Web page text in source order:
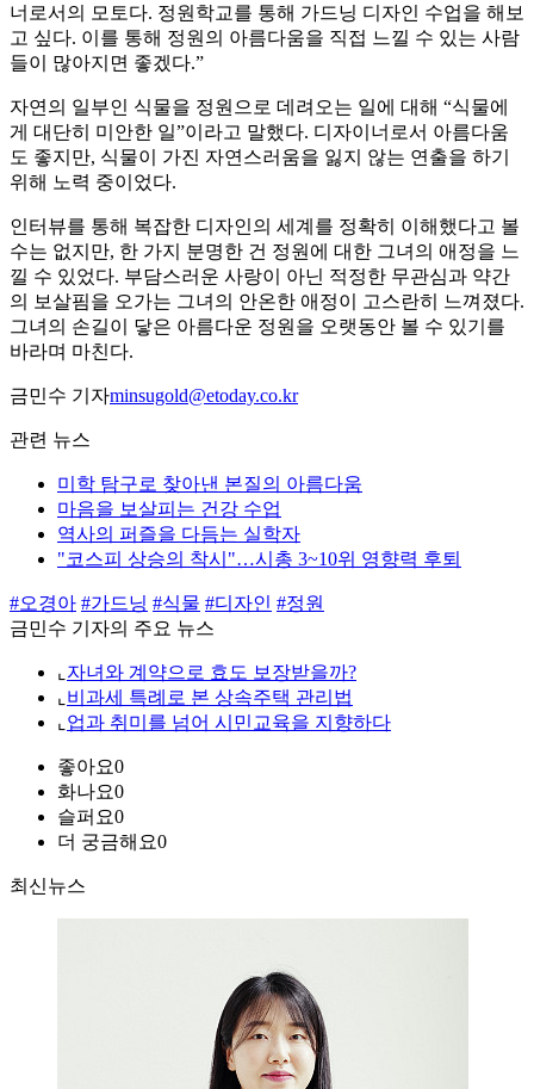
너로서의 모토다. 정원학교를 통해 가드닝 디자인 수업을 해보
고 싶다. 이를 통해 정원의 아름다움을 직접 느낄 수 있는 사람
들이 많아지면 좋겠다.”
자연의 일부인 식물을 정원으로 데려오는 일에 대해 “식물에
게 대단히 미안한 일”이라고 말했다. 디자이너로서 아름다움
도 좋지만, 식물이 가진 자연스러움을 잃지 않는 연출을 하기
위해 노력 중이었다.
인터뷰를 통해 복잡한 디자인의 세계를 정확히 이해했다고 볼
수는 없지만, 한 가지 분명한 건 정원에 대한 그녀의 애정을 느
낄 수 있었다. 부담스러운 사랑이 아닌 적정한 무관심과 약간
의 보살핌을 오가는 그녀의 안온한 애정이 고스란히 느껴졌다.
그녀의 손길이 닿은 아름다운 정원을 오랫동안 볼 수 있기를
바라며 마친다.
금민수 기자minsugold@etoday.co.kr
관련 뉴스
미학 탐구로 찾아낸 본질의 아름다움
마음을 보살피는 건강 수업
역사의 퍼즐을 다듬는 실학자
"코스피 상승의 착시"…시총 3~10위 영향력 후퇴
#오경아 #가드닝 #식물 #디자인 #정원
금민수 기자의 주요 뉴스
⌞ 자녀와 계약으로 효도 보장받을까?
⌞ 비과세 특례로 본 상속주택 관리법
⌞ 업과 취미를 넘어 시민교육을 지향하다
좋아요0
화나요0
슬퍼요0
더 궁금해요0
최신뉴스